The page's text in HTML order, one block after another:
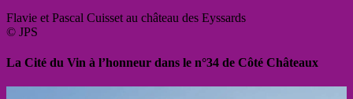
Flavie et Pascal Cuisset au château des Eyssards
© JPS
La Cité du Vin à l’honneur dans le n°34 de Côté Châteaux